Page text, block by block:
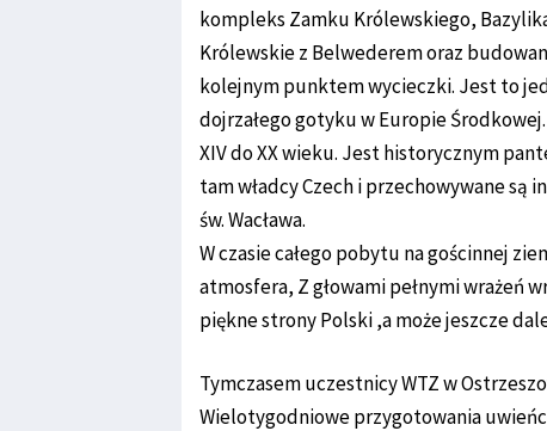
kompleks Zamku Królewskiego,
Królewskie z Belwederem oraz
kolejnym punktem wycieczki. Jest to
dojrzałego gotyku w Europie
XIV do XX wieku. Jest historycznym
tam władcy Czech i przechowywane
św. Wacława.
W czasie całego pobytu na gościnnej
atmosfera, Z głowami pełnymi wrażeń
piękne strony Polski ,a może jeszcze
Tymczasem uczestnicy WTZ w
Wielotygodniowe przygotowania